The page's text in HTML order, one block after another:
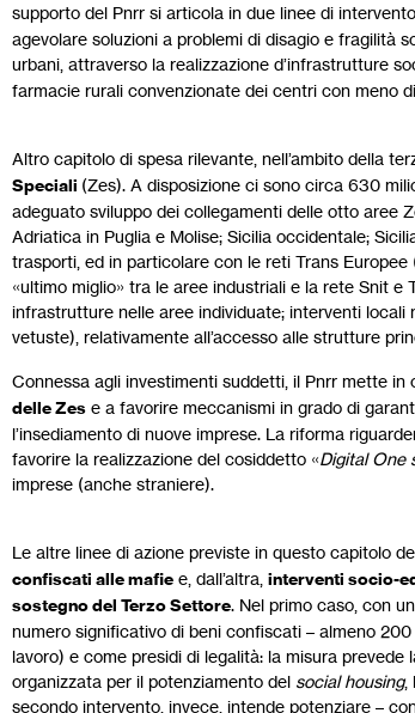
supporto del Pnrr si articola in due linee di
agevolare soluzioni a problemi di disagio e fragilità
urbani, attraverso la realizzazione d’infrastrutture
farmacie rurali convenzionate dei centri con meno
Altro capitolo di spesa rilevante, nell’ambito della
Speciali (Zes). A disposizione ci sono circa 630
adeguato sviluppo dei collegamenti delle otto aree
Adriatica in Puglia e Molise; Sicilia occidentale;
trasporti, ed in particolare con le reti Trans
«ultimo miglio» tra le aree industriali e la rete Snit e
infrastrutture nelle aree individuate; interventi locali
vetuste), relativamente all’accesso alle strutture
Connessa agli investimenti suddetti, il Pnrr mette in
delle Zes e a favorire meccanismi in grado di
l’insediamento di nuove imprese. La riforma
favorire la realizzazione del cosiddetto «Digital One
imprese (anche straniere).
Le altre linee di azione previste in questo capitolo
confiscati alle mafie e, dall’altra, interventi socio-
sostegno del Terzo Settore. Nel primo caso, con
numero significativo di beni confiscati – almeno
lavoro) e come presidi di legalità: la misura
organizzata per il potenziamento del social housing,
secondo intervento, invece, intende potenziare –